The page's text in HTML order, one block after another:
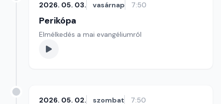
2026. 05. 03. vasárnap 7:50
Perikópa
Elmélkedés a mai evangéliumról
2026. 05. 02. szombat 7:50